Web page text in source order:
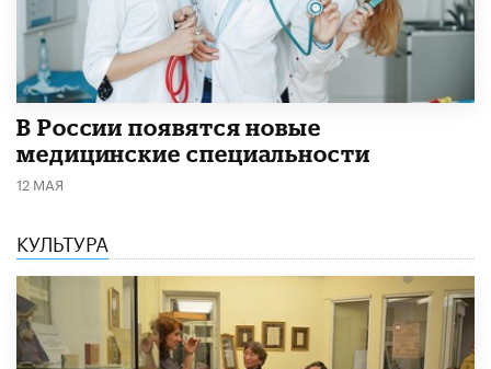
В России появятся новые
медицинские специальности
12 МАЯ
КУЛЬТУРА